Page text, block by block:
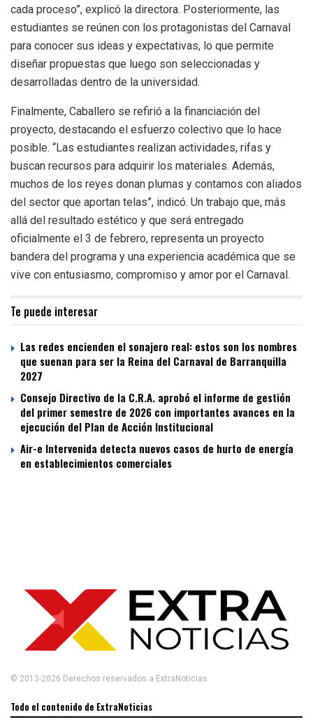
cada proceso”, explicó la directora. Posteriormente, las
estudiantes se reúnen con los protagonistas del Carnaval
para conocer sus ideas y expectativas, lo que permite
diseñar propuestas que luego son seleccionadas y
desarrolladas dentro de la universidad.
Finalmente, Caballero se refirió a la financiación del
proyecto, destacando el esfuerzo colectivo que lo hace
posible. “Las estudiantes realizan actividades, rifas y
buscan recursos para adquirir los materiales. Además,
muchos de los reyes donan plumas y contamos con aliados
del sector que aportan telas”, indicó. Un trabajo que, más
allá del resultado estético y que será entregado
oficialmente el 3 de febrero, representa un proyecto
bandera del programa y una experiencia académica que se
vive con entusiasmo, compromiso y amor por el Carnaval.
Te puede interesar
Las redes encienden el sonajero real: estos son los nombres
que suenan para ser la Reina del Carnaval de Barranquilla
2027
Consejo Directivo de la C.R.A. aprobó el informe de gestión
del primer semestre de 2026 con importantes avances en la
ejecución del Plan de Acción Institucional
Air-e Intervenida detecta nuevos casos de hurto de energía
en establecimientos comerciales
© 2013-2026 Derechos reservados a ExtraNoticias
Todo el contenido de ExtraNoticias